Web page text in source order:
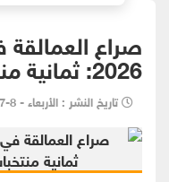
صراع العمالقة
2026: ثمانية منتخبات تبحث عن المجد
تاريخ النشر : الأربعاء - 8-7-2026 - 6:01 PM